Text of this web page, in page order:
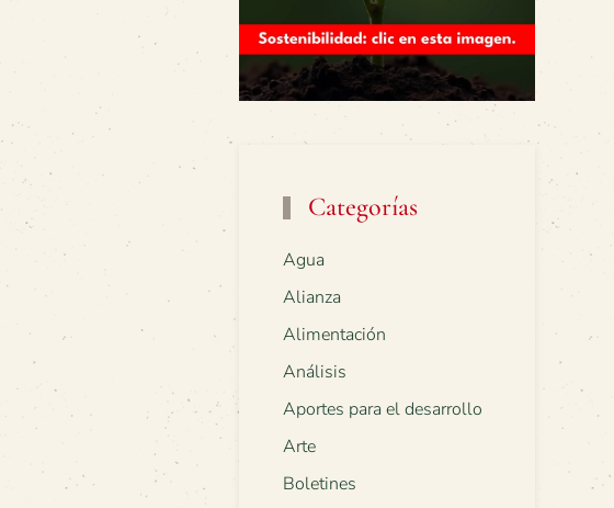
Categorías
Agua
Alianza
Alimentación
Análisis
Aportes para el desarrollo
Arte
Boletines